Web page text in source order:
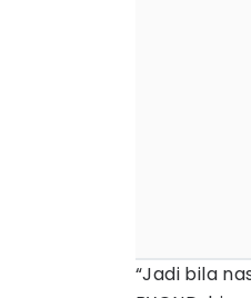
“Jadi bila